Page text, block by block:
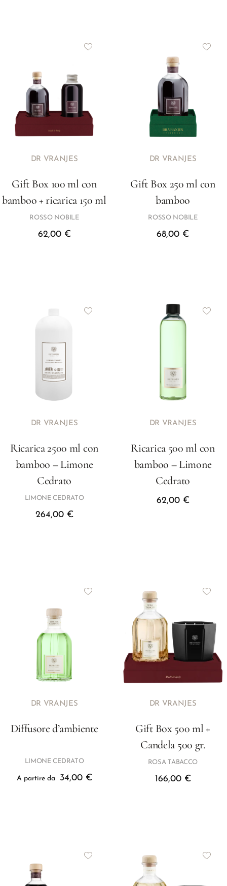
DR VRANJES
Gift Box 100 ml con
bamboo + ricarica 150 ml
ROSSO NOBILE
62,00 €
DR VRANJES
Gift Box 250 ml con
bamboo
ROSSO NOBILE
68,00 €
DR VRANJES
Ricarica 2500 ml con
bamboo – Limone
Cedrato
LIMONE CEDRATO
264,00 €
DR VRANJES
Ricarica 500 ml con
bamboo – Limone
Cedrato
62,00 €
DR VRANJES
Diffusore d’ambiente
LIMONE CEDRATO
A partire da 34,00 €
DR VRANJES
Gift Box 500 ml +
Candela 500 gr.
ROSA TABACCO
166,00 €